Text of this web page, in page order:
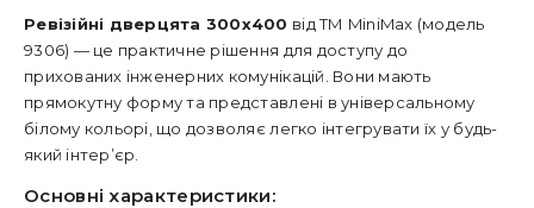
Ревізійні дверцята 300x400 від ТМ MiniMax (модель
9306) — це практичне рішення для доступу до
прихованих інженерних комунікацій. Вони мають
прямокутну форму та представлені в універсальному
білому кольорі, що дозволяє легко інтегрувати їх у будь-
який інтер’єр.
Основні характеристики: